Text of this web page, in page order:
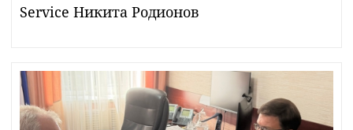
Service Никита Родионов